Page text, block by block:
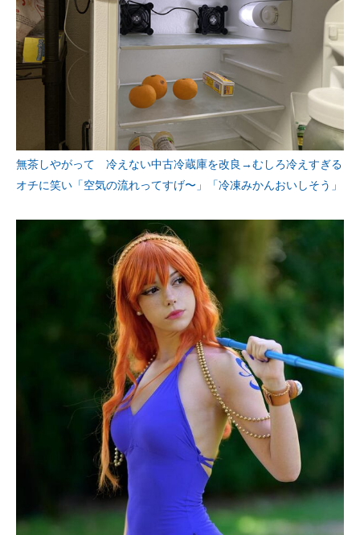
無茶しやがって 冷えない中古冷蔵庫を改良→むしろ冷えすぎる
オチに笑い「空気の流れってすげ〜」「冷凍みかんおいしそう」